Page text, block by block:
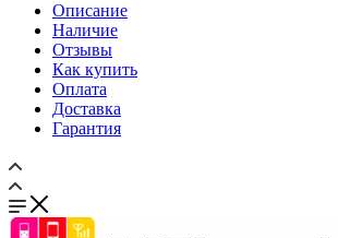
Отзывы
Как купить
Оплата
Доставка
Гарантия